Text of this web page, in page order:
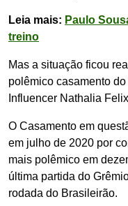
Leia mais: Paulo
treino
Mas a situação ficou
polêmico casamento
Influencer Nathalia
O Casamento em
em julho de 2020 por
mais polêmico em
última partida do
rodada do Brasileirão.